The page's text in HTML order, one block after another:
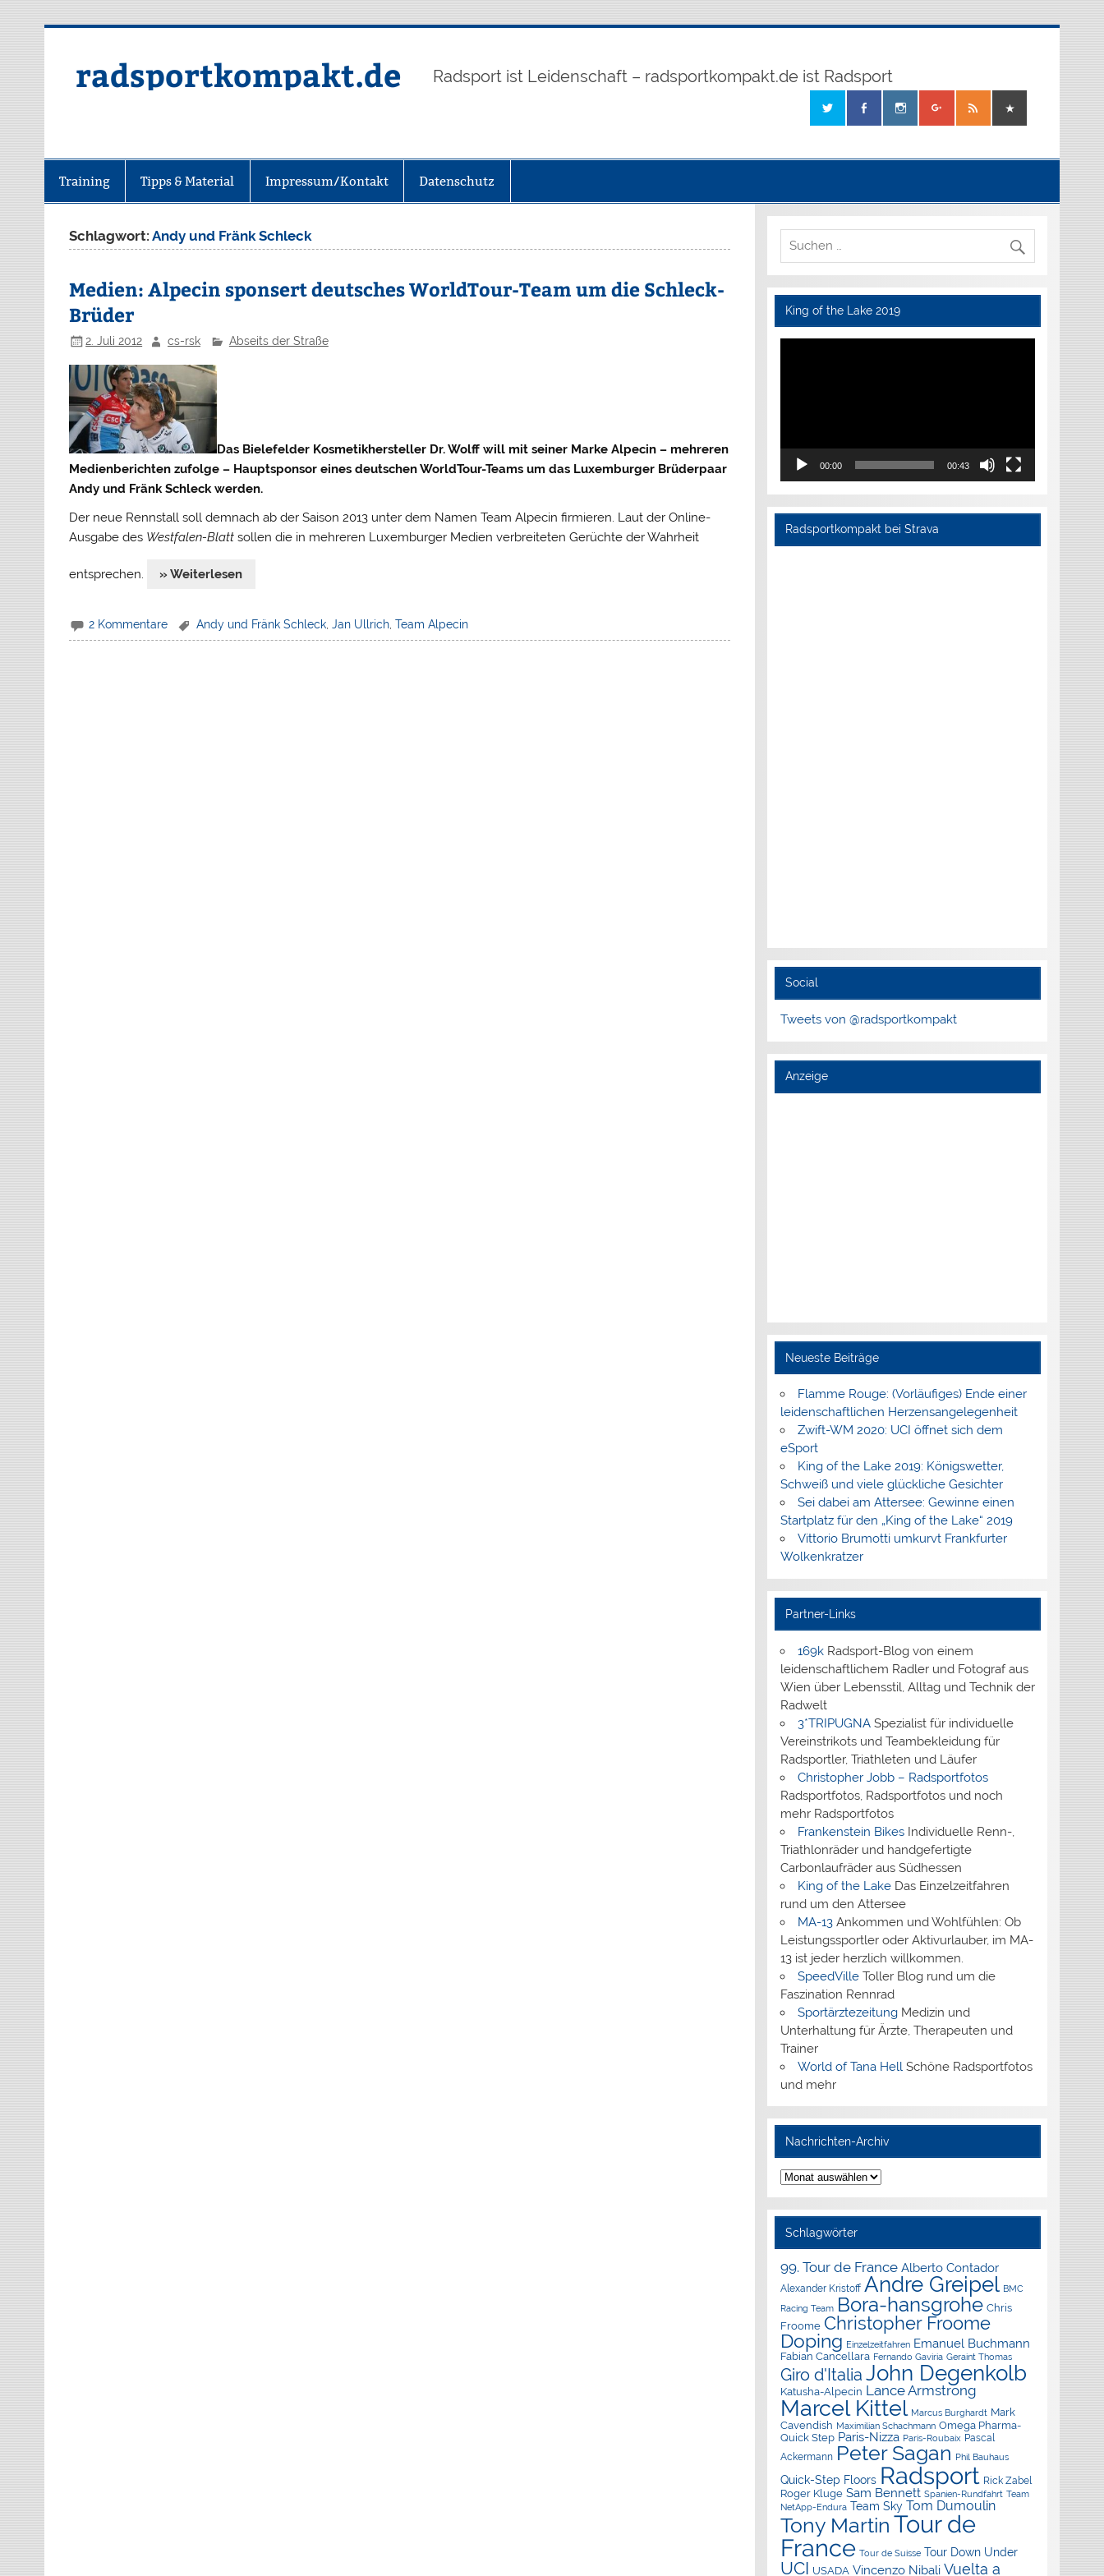
radsportkompakt.de Radsport ist Leidenschaft – radsportkompakt.de ist Radsport
Training Tipps & Material Impressum/Kontakt Datenschutz
Schlagwort:Andy und Fränk Schleck
Medien: Alpecin sponsert deutsches WorldTour-Team um die Schleck-
Brüder
2. Juli 2012 cs-rsk Abseits der Straße
Das Bielefelder Kosmetikhersteller Dr. Wolff will mit seiner Marke Alpecin – mehreren
Medienberichten zufolge – Hauptsponsor eines deutschen WorldTour-Teams um das Luxemburger Brüderpaar
Andy und Fränk Schleck werden.
Der neue Rennstall soll demnach ab der Saison 2013 unter dem Namen Team Alpecin firmieren. Laut der Online-
Ausgabe des Westfalen-Blatt sollen die in mehreren Luxemburger Medien verbreiteten Gerüchte der Wahrheit
entsprechen. » Weiterlesen
2 Kommentare Andy und Fränk Schleck, Jan Ullrich, Team Alpecin
King of the Lake 2019
Video-
00:00 00:43
Radsportkompakt bei Strava
Social
Tweets von @radsportkompakt
Anzeige
Neueste Beiträge
Flamme Rouge: (Vorläufiges) Ende einer
leidenschaftlichen Herzensangelegenheit
Zwift-WM 2020: UCI öffnet sich dem
eSport
King of the Lake 2019: Königswetter,
Schweiß und viele glückliche Gesichter
Sei dabei am Attersee: Gewinne einen
Startplatz für den „King of the Lake“ 2019
Vittorio Brumotti umkurvt Frankfurter
Wolkenkratzer
Partner-Links
169kRadsport-Blog von einem
leidenschaftlichem Radler und Fotograf aus
Wien über Lebensstil, Alltag und Technik der
Radwelt
3*TRIPUGNASpezialist für individuelle
Vereinstrikots und Teambekleidung für
Radsportler, Triathleten und Läufer
Christopher Jobb – Radsportfotos
Radsportfotos, Radsportfotos und noch
mehr Radsportfotos
Frankenstein BikesIndividuelle Renn-,
Triathlonräder und handgefertigte
Carbonlaufräder aus Südhessen
King of the LakeDas Einzelzeitfahren
rund um den Attersee
MA-13Ankommen und Wohlfühlen: Ob
Leistungssportler oder Aktivurlauber, im MA-
13 ist jeder herzlich willkommen.
SpeedVilleToller Blog rund um die
Faszination Rennrad
SportärztezeitungMedizin und
Unterhaltung für Ärzte, Therapeuten und
Trainer
World of Tana Hell Schöne Radsportfotos
und mehr
Nachrichten-Archiv
Nachrichten-
Archiv
Schlagwörter
99. Tour de France Alberto Contador
Alexander Kristoff Andre Greipel BMC
Racing Team Bora-hansgrohe Chris
Froome Christopher Froome
Doping Einzelzeitfahren Emanuel Buchmann
Fabian Cancellara Fernando Gaviria Geraint Thomas
Giro d'Italia John Degenkolb
Katusha-Alpecin Lance Armstrong
Marcel Kittel Marcus Burghardt Mark
Cavendish Maximilian Schachmann Omega Pharma-
Quick Step Paris-Nizza Paris-Roubaix Pascal
Ackermann Peter Sagan Phil Bauhaus
Quick-Step Floors Radsport Rick Zabel
Roger Kluge Sam Bennett Spanien-Rundfahrt Team
NetApp-Endura Team Sky Tom Dumoulin
Tony Martin Tour de
France Tour de Suisse Tour Down Under
UCI USADA Vincenzo Nibali Vuelta a